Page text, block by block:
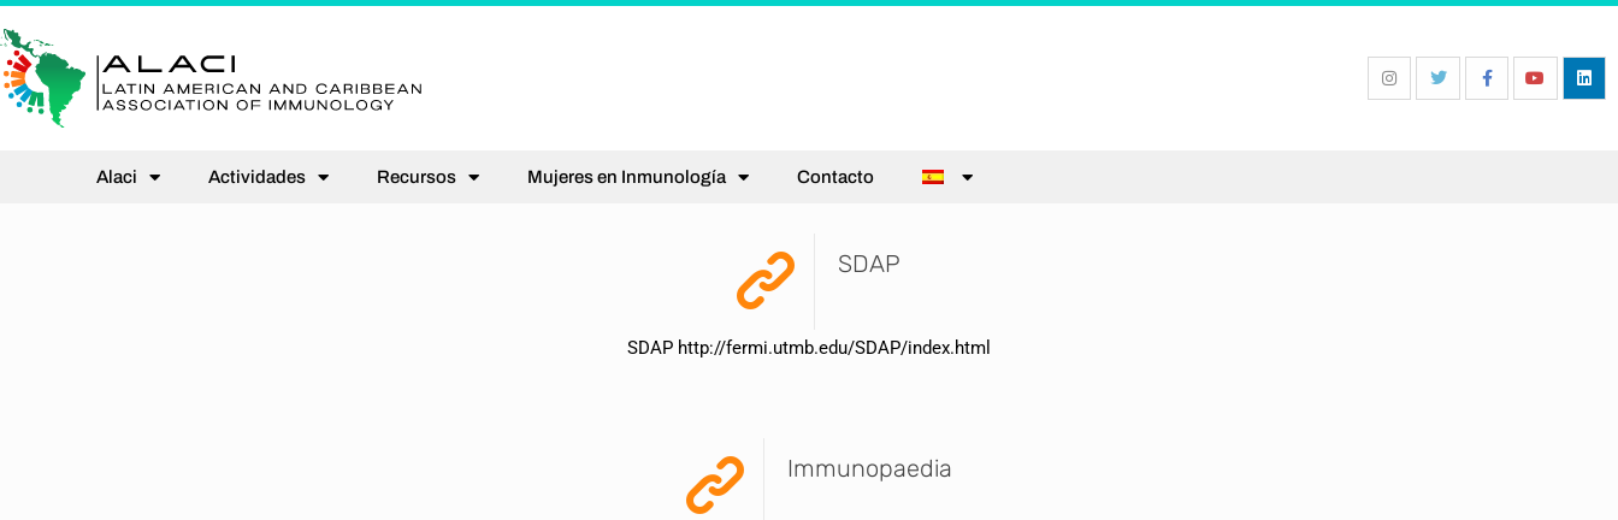
Alaci Actividades Recursos Mujeres en Inmunología Contacto
SDAP
SDAP http://fermi.utmb.edu/SDAP/index.html
Immunopaedia